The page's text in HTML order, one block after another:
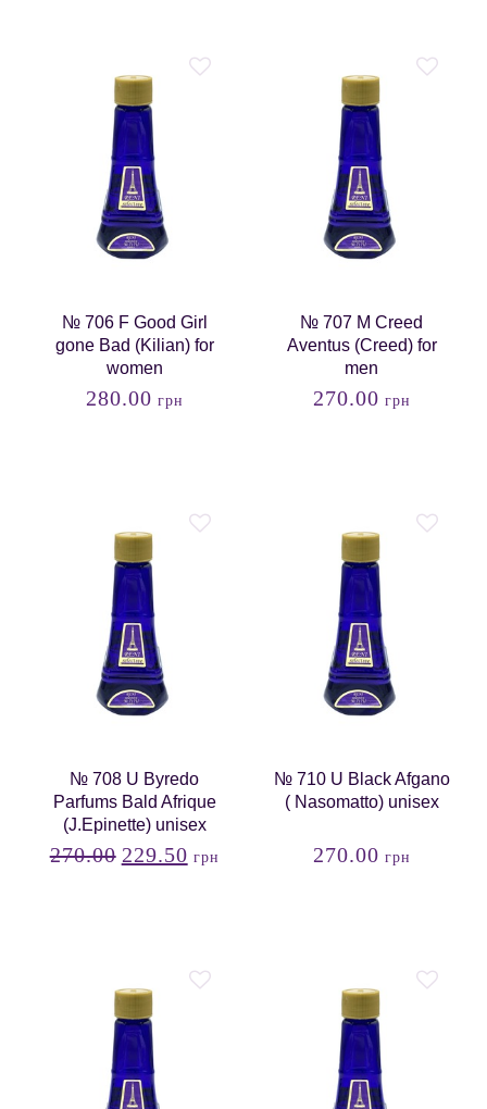
№ 706 F Good Girl
gone Bad (Kilian) for
women
280.00 грн
№ 707 M Creed
Aventus (Creed) for
men
270.00 грн
№ 708 U Byredo
Parfums Bald Afrique
(J.Epinette) unisex
270.00 229.50 грн
№ 710 U Black Afgano
( Nasomatto) unisex
270.00 грн